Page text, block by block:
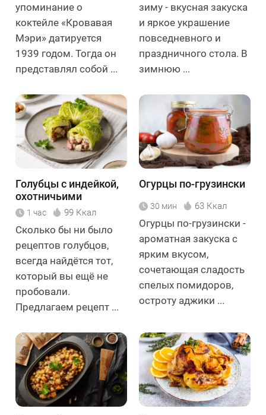
упоминание о
коктейле «Кровавая
Мэри» датируется
1939 годом. Тогда он
представлял собой ...
зиму - вкусная закуска
и яркое украшение
повседневного и
праздничного стола. В
зимнюю ...
Голубцы с индейкой,
охотничьими
колбасками и
миндалём
1 час 99 Ккал
Сколько бы ни было
рецептов голубцов,
всегда найдётся тот,
который вы ещё не
пробовали.
Предлагаем рецепт ...
Огурцы по-грузински
30 мин 63 Ккал
Огурцы по-грузински -
ароматная закуска с
ярким вкусом,
сочетающая сладость
спелых помидоров,
остроту аджики ...